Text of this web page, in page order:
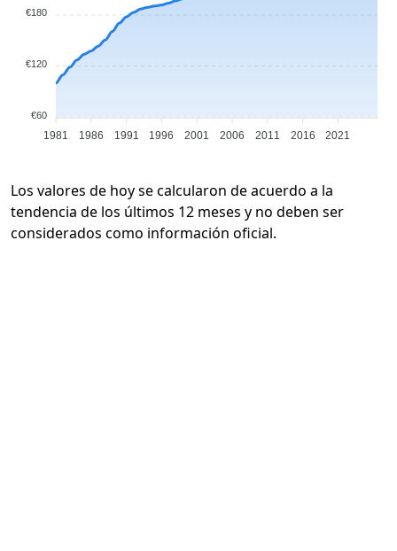
€180
€120
€60
1981 1986 1991 1996 2001 2006 2011 2016 2021
Los valores de hoy se calcularon de acuerdo a la
tendencia de los últimos 12 meses y no deben ser
considerados como información oficial.